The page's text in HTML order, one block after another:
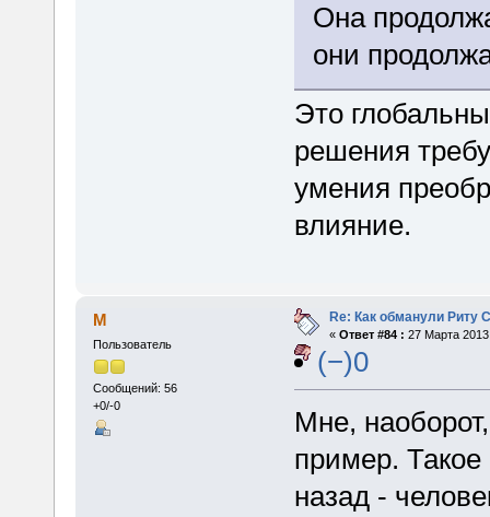
Она
они
Это
решения
умения
влияние.
M
Пользователь
Сообщений: 56
+0/-0
Re: Как обманули Риту
« Ответ #84 : 27 Марта
(−)0
Мне,
пример.
назад -